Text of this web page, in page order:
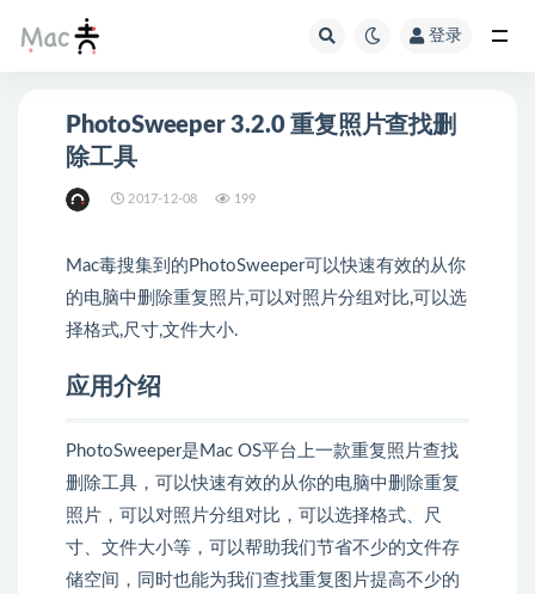
登录
PhotoSweeper 3.2.0 重复照片查找删
除工具
2017-12-08 199
Mac毒搜集到的PhotoSweeper可以快速有效的从你
的电脑中删除重复照片,可以对照片分组对比,可以选
择格式,尺寸,文件大小.
应用介绍
PhotoSweeper是Mac OS平台上一款重复照片查找
删除工具，可以快速有效的从你的电脑中删除重复
照片，可以对照片分组对比，可以选择格式、尺
寸、文件大小等，可以帮助我们节省不少的文件存
储空间，同时也能为我们查找重复图片提高不少的